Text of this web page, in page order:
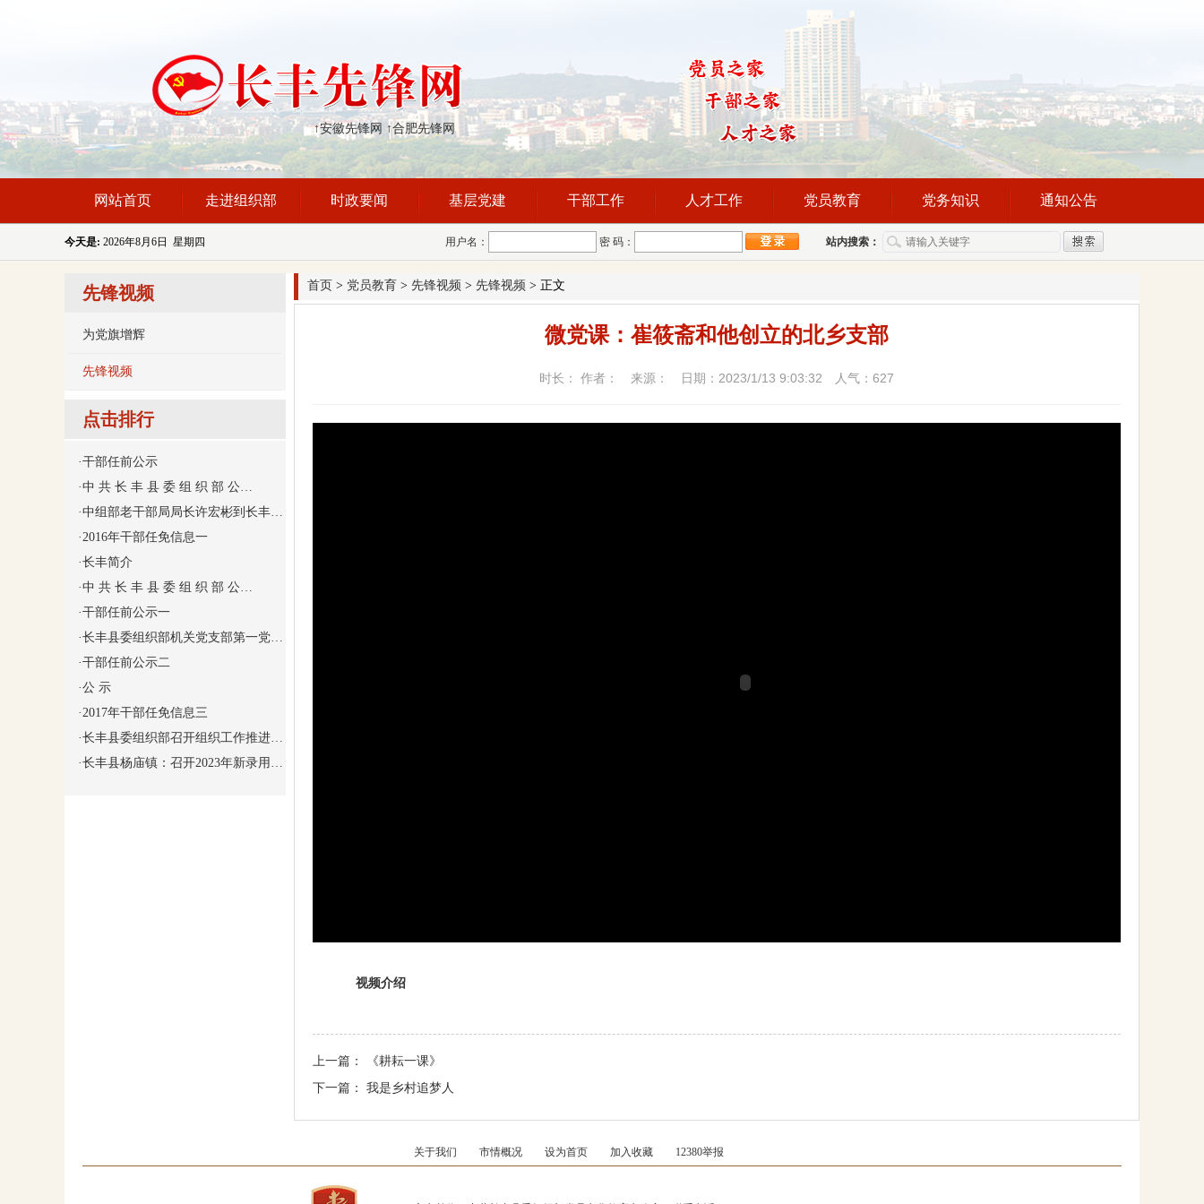
↑安徽先锋网 ↑合肥先锋网
网站首页 走进组织部 时政要闻 基层党建 干部工作 人才工作 党员教育 党务知识 通知公告
今天是: 2026年8月6日 星期四 用户名： 密 码： 站内搜索：
先锋视频
为党旗增辉
先锋视频
点击排行
·干部任前公示
·中 共 长 丰 县 委 组 织 部 公…
·中组部老干部局局长许宏彬到长丰…
·2016年干部任免信息一
·长丰简介
·中 共 长 丰 县 委 组 织 部 公…
·干部任前公示一
·长丰县委组织部机关党支部第一党…
·干部任前公示二
·公 示
·2017年干部任免信息三
·长丰县委组织部召开组织工作推进…
·长丰县杨庙镇：召开2023年新录用…
首页 > 党员教育 > 先锋视频 > 先锋视频 > 正文
微党课：崔筱斋和他创立的北乡支部
时长： 作者： 来源： 日期：2023/1/13 9:03:32 人气： 627
视频介绍
上一篇：
《耕耘一课》
下一篇： 我是乡村追梦人
关于我们 市情概况 设为首页 加入收藏 12380举报